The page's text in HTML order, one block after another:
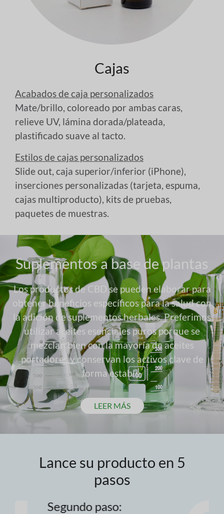
Cajas
Acabados de caja personalizados
Mate/brillo, coloreado por ambas caras,
relieve UV, lámina dorada/plateada,
plastificado suave al tacto.
Estilos de cajas personalizados
Slide out, caja superior/inferior (iPhone),
inserciones personalizadas (tarjeta, espuma,
cajas multiproducto), kits de pruebas,
paquetes de muestras.
Suplementos a base de plantas
Los productos de CBD se pueden elaborar para
obtener beneficios específicos para la salud con
la adición de suplementos herbales. Preferimos
utilizar aceites esenciales puros porque se
mezclan bien con la mayoría de aceites
portadores y conservan los activos clave de
forma estable.
LEER MÁS
Lance su producto en 5
pasos
Segundo paso: